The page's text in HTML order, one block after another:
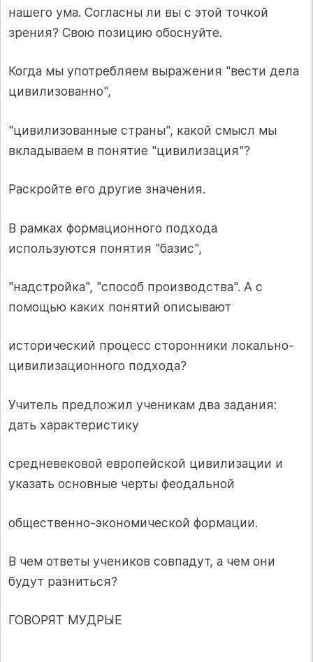
нашего ума. Согласны ли вы с этой точкой
зрения? Свою позицию обоснуйте.
Когда мы употребляем выражения "вести дела
цивилизованно",
"цивилизованные страны", какой смысл мы
вкладываем в понятие "цивилизация"?
Раскройте его другие значения.
В рамках формационного подхода
используются понятия "базис",
"надстройка", "способ производства". А с
помощью каких понятий описывают
исторический процесс сторонники локально-
цивилизационного подхода?
Учитель предложил ученикам два задания:
дать характеристику
средневековой европейской цивилизации и
указать основные черты феодальной
общественно-экономической формации.
В чем ответы учеников совпадут, а чем они
будут разниться?
ГОВОРЯТ МУДРЫЕ